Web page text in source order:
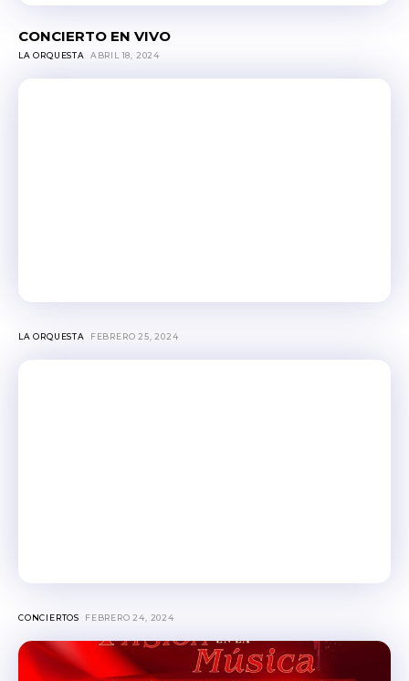
CONCIERTO EN VIVO
LA ORQUESTA ABRIL 18, 2024
LA ORQUESTA FEBRERO 25, 2024
CONCIERTOS FEBRERO 24, 2024